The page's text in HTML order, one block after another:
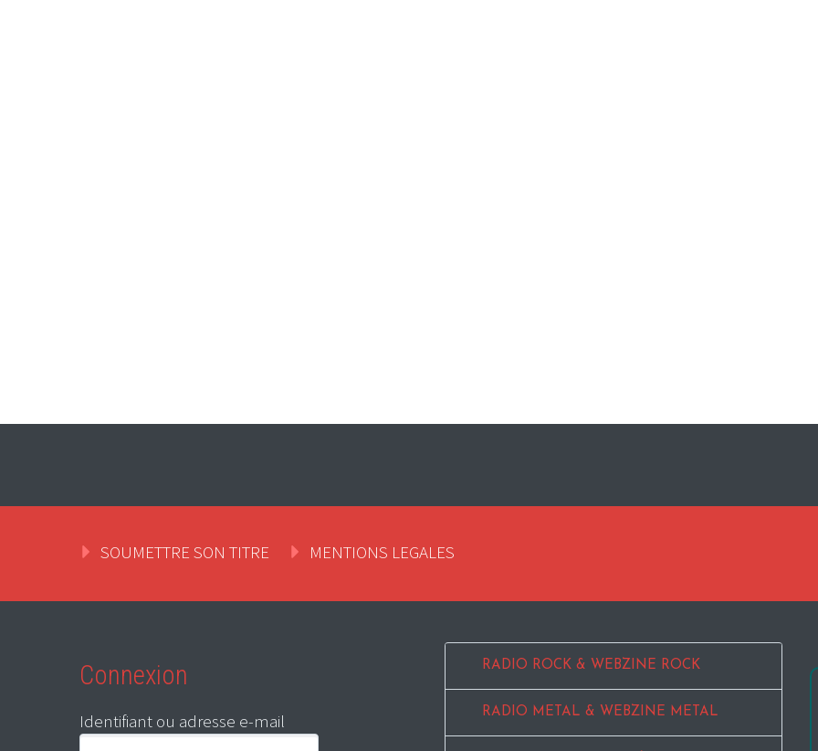
SOUMETTRE SON TITRE MENTIONS LEGALES
Connexion
Identifiant ou adresse e-mail
RADIO ROCK & WEBZINE ROCK
RADIO METAL & WEBZINE METAL